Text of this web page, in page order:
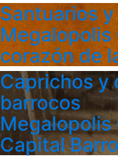
Santuarios
Megalopolis
corazón de
Caprichos y
barrocos
Megalopolis
Capital